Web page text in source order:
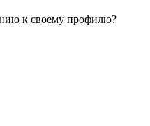
к своему профилю?